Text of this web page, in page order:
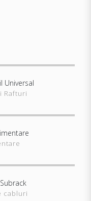
Universal
Rafturi
cabluri